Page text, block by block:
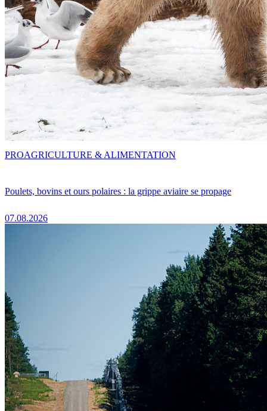
Poulets, bovins et ours polaires : la grippe aviaire se propage
07.08.2026
PROAGRICULTURE & ALIMENTATION